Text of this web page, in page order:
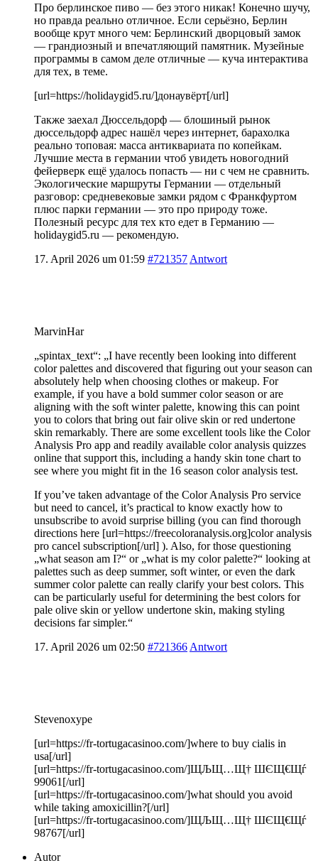
Про берлинское пиво — без этого никак! Конечно шучу,
но правда реально отличное. Если серьёзно, Берлин
вообще крут много чем: Берлинский дворцовый замок
— грандиозный и впечатляющий памятник. Музейные
программы в самом деле отличные — куча интерактива
для тех, в теме.
[url=https://holidaygid5.ru/]донаувёрт[/url]
Также заехал Дюссельдорф — блошиный рынок
дюссельдорф адрес нашёл через интернет, барахолка
реально топовая: масса антиквариата по копейкам.
Лучшие места в германии чтоб увидеть новогодний
фейерверк ещё удалось попасть — ни с чем не сравнить.
Экологические маршруты Германии — отдельный
разговор: средневековые замки рядом с Франкфуртом
плюс парки германии — это про природу тоже.
Полезный ресурс для тех кто едет в Германию —
holidaygid5.ru — рекомендую.
17. April 2026 um 01:59 #721357 Antwort
MarvinHar
„spintax_text“: „I have recently been looking into different
color palettes and discovered that figuring out your season can
absolutely help when choosing clothes or makeup. For
example, if you have a bold summer color season or are
aligning with the soft winter palette, knowing this can point
you to colors that bring out fair olive skin or red undertone
skin remarkably. There are some excellent tools like the Color
Analysis Pro app and readily available color analysis quizzes
online that support this, including a handy skin tone chart to
see where you might fit in the 16 season color analysis test.
If you’ve taken advantage of the Color Analysis Pro service
but need to cancel, it’s practical to know exactly how to
unsubscribe to avoid surprise billing (you can find thorough
directions here [url=https://freecoloranalysis.org]color analysis
pro cancel subscription[/url] ). Also, for those questioning
„what season am I?“ or „what is my color palette?“ looking at
palettes such as deep summer, soft winter, or even the dark
summer color palette can really clarify your best colors. This
can be particularly useful for determining the best colors for
pale olive skin or yellow undertone skin, making styling
decisions far simpler.“
17. April 2026 um 02:50 #721366 Antwort
Stevenoxype
[url=https://fr-tortugacasinoo.com/]where to buy cialis in
usa[/url]
[url=https://fr-tortugacasinoo.com/]ЩЉЩ…Щ† ШЄЩ€Щѓ
99061[/url]
[url=https://fr-tortugacasinoo.com/]what should you avoid
while taking amoxicillin?[/url]
[url=https://fr-tortugacasinoo.com/]ЩЉЩ…Щ† ШЄЩ€Щѓ
98767[/url]
Autor